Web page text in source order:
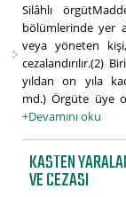
Silâhlı
bölümlerinde yer
veya yöneten
cezalandırılır.(2)
yıldan on yıla
md.) Örgüte üye
+Devamını oku
KASTEN
VE CEZASI